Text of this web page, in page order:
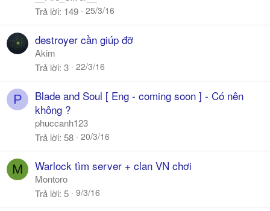
Trả lời 149 25/3/16
destroyer cần giúp đỡ
Akim
Trả lời 3 22/3/16
P
Blade and Soul [ Eng - coming soon ] - Có nên
không ?
phuccanh123
Trả lời 58 20/3/16
M Warlock tìm server + clan VN chơi
Montoro
Trả lời 5 9/3/16